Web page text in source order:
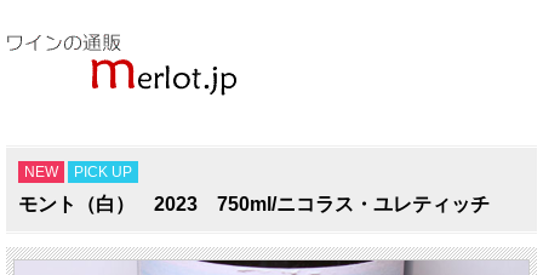
NEW PICK UP
モント（白） 2023 750ml/ニコラス・ユレティッチ